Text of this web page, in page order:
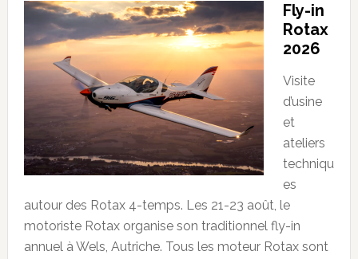
Fly-in
Rotax
2026
Visite
d’usine
et
ateliers
techniqu
es
autour des Rotax 4-temps. Les 21-23 août, le
motoriste Rotax organise son traditionnel fly-in
annuel à Wels, Autriche. Tous les moteur Rotax sont